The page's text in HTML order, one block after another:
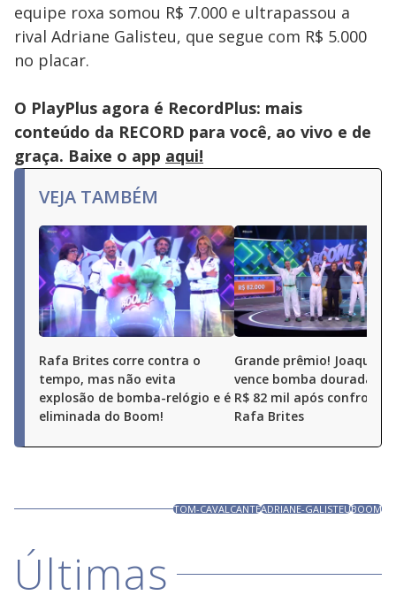
activating
the
close
equipe roxa somou R$ 7.000 e ultrapassou a
rival Adriane Galisteu, que segue com R$ 5.000
no placar.
O PlayPlus agora é RecordPlus: mais
conteúdo da RECORD para você, ao vivo e de
graça. Baixe o app aqui!
VEJA TAMBÉM
Rafa Brites corre contra o
tempo, mas não evita
explosão de bomba-relógio e é
eliminada do Boom!
Grande prêmio! Joaquim
vence bomba dourada e
R$ 82 mil após confronto
Rafa Brites
TOM-CAVALCANTEADRIANE-GALISTEUBOOM
Últimas